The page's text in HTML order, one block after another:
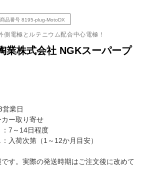
商品番号 8195-plug-MotoDX
電極とルテニウム配合中心電極！
業株式会社 NGKスーパープ
営業日
カー取り寄せ
7～14日程度
入荷次第（1～12か月目安）
す。実際の発送時期はご注文後に改めて